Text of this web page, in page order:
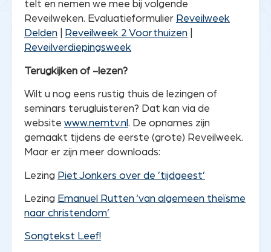
telt en nemen we mee bij volgende
Reveilweken. Evaluatieformulier Reveilweek
Delden
Reveilweek 2 Voorthuizen
Reveilverdiepingsweek
Terugkijken of -lezen?
Wilt u nog eens rustig thuis de lezingen of
seminars terugluisteren? Dat kan via de
website www.nemtv.nl. De opnames zijn
gemaakt tijdens de eerste (grote) Reveilweek.
Maar er zijn meer downloads:
Lezing Piet Jonkers over de ’tijdgeest’
Lezing Emanuel Rutten ‘van algemeen theïsme
naar christendom’
Songtekst Leef!